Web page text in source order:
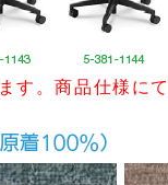
。商品仕様にて